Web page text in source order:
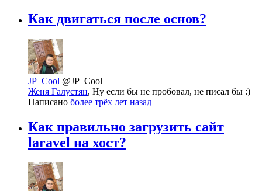
Как двигаться после основ?
JP_Cool @JP_Cool
Женя Галустян, Ну если бы не пробовал, не писал бы :)
Написано более трёх лет назад
Как правильно загрузить сайт
laravel на хост?